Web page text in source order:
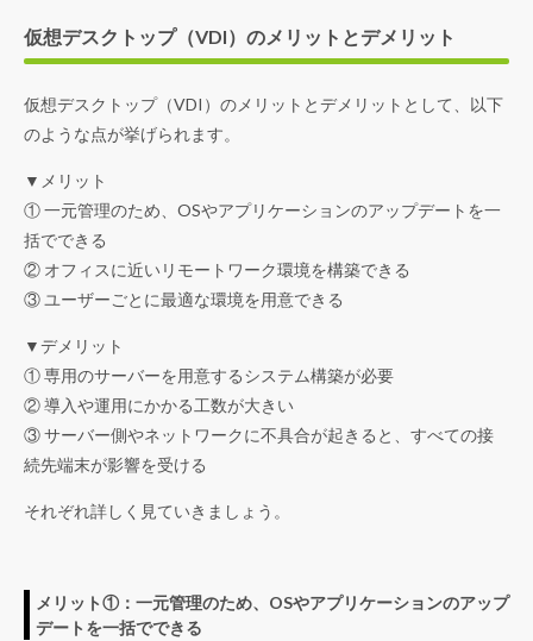
仮想デスクトップ（VDI）のメリットとデメリット
仮想デスクトップ（VDI）のメリットとデメリットとして、以下
のような点が挙げられます。
▼メリット
① 一元管理のため、OSやアプリケーションのアップデートを一
括でできる
② オフィスに近いリモートワーク環境を構築できる
③ ユーザーごとに最適な環境を用意できる
▼デメリット
① 専用のサーバーを用意するシステム構築が必要
② 導入や運用にかかる工数が大きい
③ サーバー側やネットワークに不具合が起きると、すべての接
続先端末が影響を受ける
それぞれ詳しく見ていきましょう。
メリット①：一元管理のため、OSやアプリケーションのアップ
デートを一括でできる